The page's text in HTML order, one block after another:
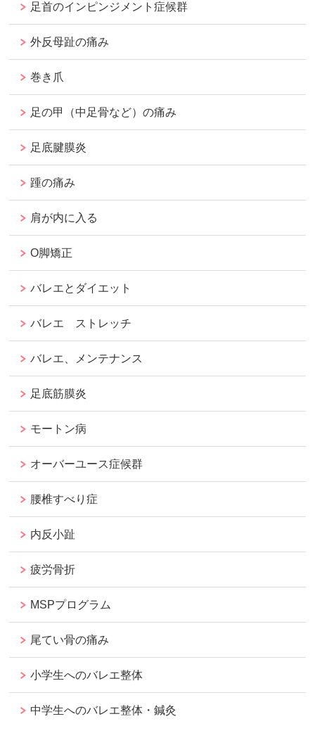
足首のインピンジメント症候群
外反母趾の痛み
巻き爪
足の甲（中足骨など）の痛み
足底腱膜炎
踵の痛み
肩が内に入る
O脚矯正
バレエとダイエット
バレエ ストレッチ
バレエ、メンテナンス
足底筋膜炎
モートン病
オーバーユース症候群
腰椎すべり症
内反小趾
疲労骨折
MSPプログラム
尾てい骨の痛み
小学生へのバレエ整体
中学生へのバレエ整体・鍼灸